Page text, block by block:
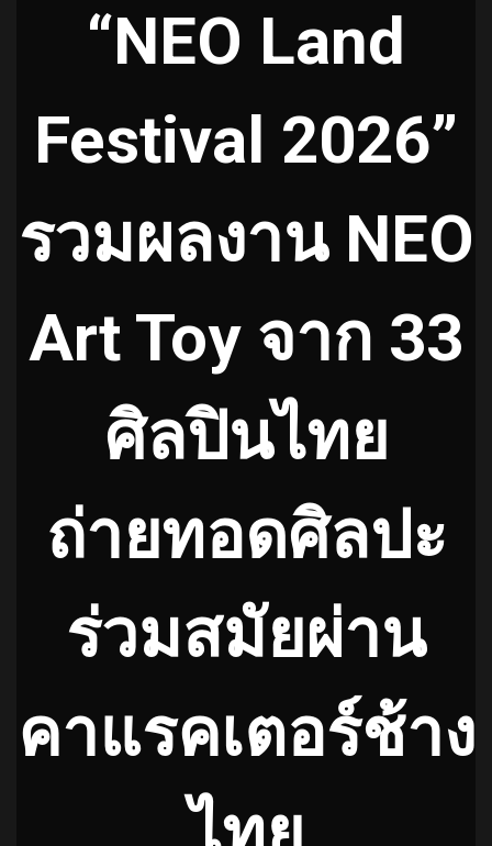
“NEO Land
Festival 2026”
รวมผลงาน NEO
Art Toy จาก 33
ศิลปินไทย
ถ่ายทอดศิลปะ
ร่วมสมัยผ่าน
คาแรคเตอร์ช้าง